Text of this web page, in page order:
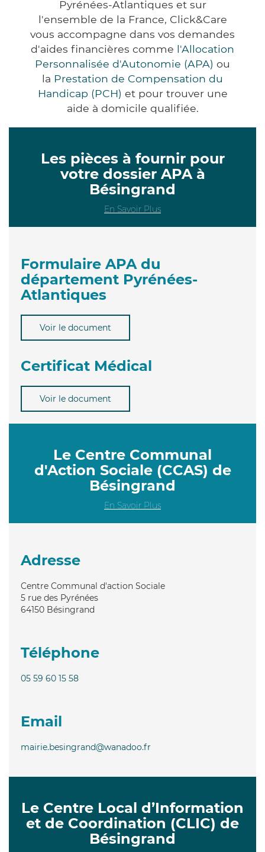
Pyrénées-Atlantiques et sur
l'ensemble de la France, Click&Care
vous accompagne dans vos demandes
d'aides financières comme l'Allocation
Personnalisée d'Autonomie (APA) ou
la Prestation de Compensation du
Handicap (PCH) et pour trouver une
aide à domicile qualifiée.
Les pièces à fournir pour
votre dossier APA à
Bésingrand
En Savoir Plus
Formulaire APA du
département Pyrénées-
Atlantiques
Voir le document
Certificat Médical
Voir le document
Le Centre Communal
d'Action Sociale (CCAS) de
Bésingrand
En Savoir Plus
Adresse
Centre Communal d'action Sociale
5 rue des Pyrénées
64150 Bésingrand
Téléphone
05 59 60 15 58
Email
mairie.besingrand@wanadoo.fr
Le Centre Local d’Information
et de Coordination (CLIC) de
Bésingrand